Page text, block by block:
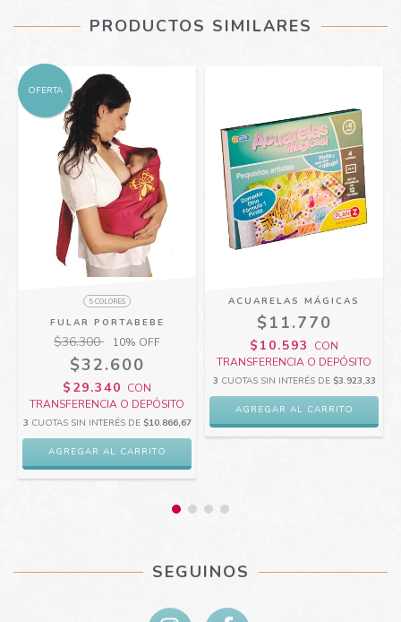
PRODUCTOS SIMILARES
OFERTA
5 COLORES
FULAR PORTABEBE
$36.300 10% OFF
$32.600
$29.340 CON
TRANSFERENCIA O DEPÓSITO
3 CUOTAS SIN INTERÉS DE $10.866,67
AGREGAR AL CARRITO
ACUARELAS MÁGICAS
$11.770
$10.593
CON
TRANSFERENCIA O DEPÓSITO
3 CUOTAS SIN INTERÉS DE $3.923,33
SEGUINOS